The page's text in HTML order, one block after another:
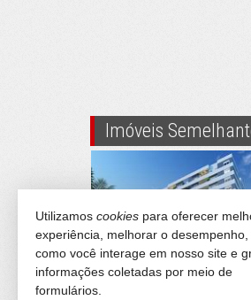
Imóveis
Utilizamos cookies para oferecer
experiência, melhorar o
como você interage em nosso site e
informações coletadas por meio de
formulários.